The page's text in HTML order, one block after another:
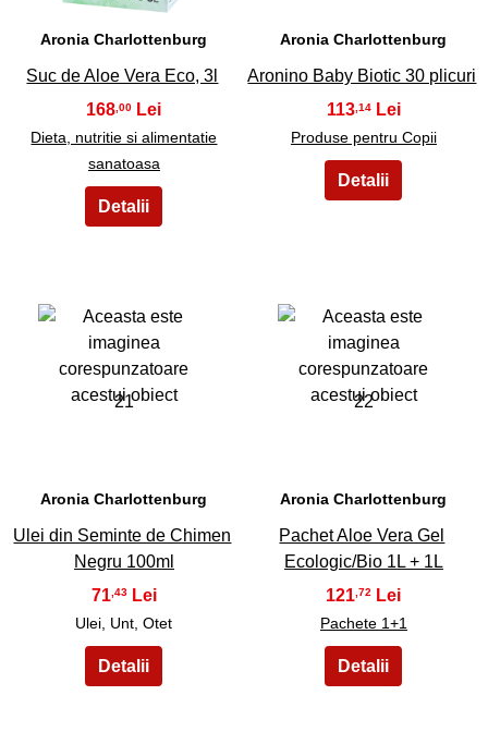
Aronia Charlottenburg
Suc de Aloe Vera Eco, 3l
168 ,00
Dieta, nutritie si alimentatie
sanatoasa
Aronia Charlottenburg
Aronino Baby Biotic 30 plicuri
113 ,14
Produse pentru Copii
21
Aronia Charlottenburg
Ulei din Seminte de Chimen
Negru 100ml
71,43
Ulei, Unt, Otet
22
Aronia Charlottenburg
Pachet Aloe Vera Gel
Ecologic/Bio 1L + 1L
121,72
Pachete 1+1